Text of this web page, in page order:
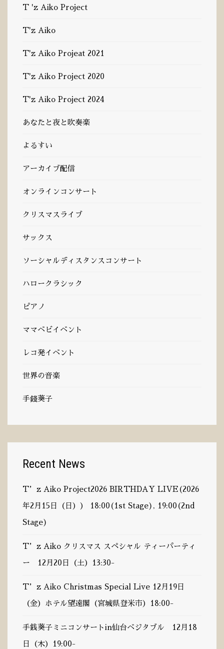
T 'z Aiko Project
T'z Aiko
T'z Aiko Projeat 2021
T'z Aiko Project 2020
T'z Aiko Project 2024
あなたと夜と吹奏楽
よるすい
アーカイブ配信
オンラインコンサート
クリスマスライブ
サックス
ソーシャルディスタンスコンサート
ハロークラシック
ピアノ
ママベビイベント
レコ発イベント
世界の音楽
手錢葵子
Recent News
T’z Aiko Project2026 BIRTHDAY LIVE(2026
年2月15日（日）） 18:00(1st Stage), 19:00(2nd
Stage)
T’z Aiko クリスマス スペシャル ティーパーティ
ー 12月20日（土）13:30-
T’z Aiko Christmas Special Live 12月19日
（金）ホテル望遠閣（宮城県登米市）18:00-
手銭葵子ミニコンサートin仙台ベジタブル 12月18
日（木）19:00-
Language
Instagram